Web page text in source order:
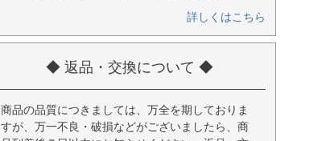
詳しくはこちら
◆ 返品・交換について ◆
商品の品質につきましては、万全を期しておりま
すが、万一不良・破損などがございましたら、商